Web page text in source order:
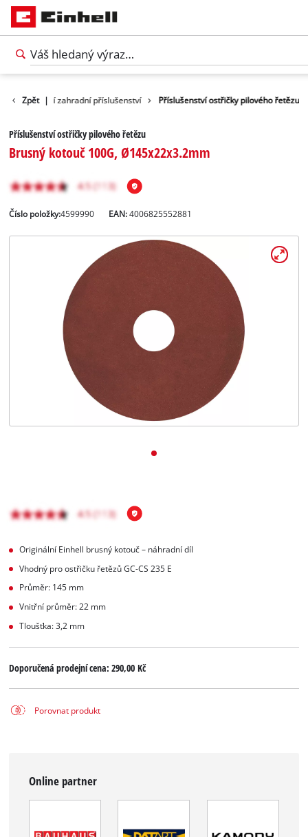
čeština
Zpět |
Další zahradní příslušenství Příslušenství ostřičky pilového řetězu
Příslušenství ostřičky pilového řetězu
Brusný kotouč 100G, Ø145x22x3.2mm
Číslo položky:4599990 EAN:4006825552881
Originální Einhell brusný kotouč – náhradní díl
Vhodný pro ostřičku řetězů GC-CS 235 E
Průměr: 145 mm
Vnitřní průměr: 22 mm
Tloušťka: 3,2 mm
Doporučená prodejní cena:290,00 Kč
Porovnat produkt
Online partner